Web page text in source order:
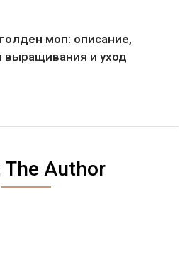
моп: описание,
выращивания и уход
Author